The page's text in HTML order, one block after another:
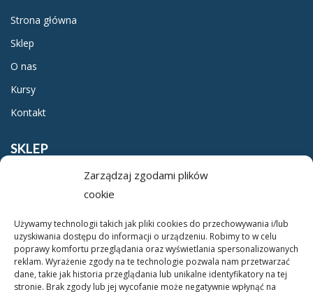
Zarządzaj zgodami plików
cookie
Używamy technologii takich jak pliki cookies do przechowywania i/lub
uzyskiwania dostępu do informacji o urządzeniu. Robimy to w celu
poprawy komfortu przeglądania oraz wyświetlania spersonalizowanych
reklam. Wyrażenie zgody na te technologie pozwala nam przetwarzać
dane, takie jak historia przeglądania lub unikalne identyfikatory na tej
stronie. Brak zgody lub jej wycofanie może negatywnie wpłynąć na
Wałek mały drewniany
DOWIEDZ SIĘ WIĘCEJ
Strona główna
Sklep
O nas
Kursy
Kontakt
SKLEP
O NAS
O nas